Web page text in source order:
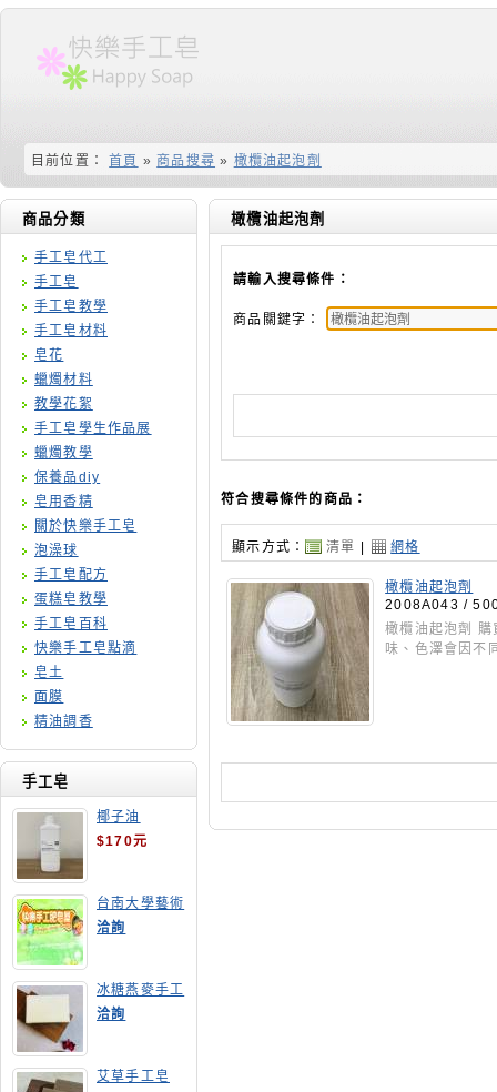
目前位置： 首頁 » 商品搜尋 » 橄欖油起泡劑
商品分類
手工皂代工
手工皂
手工皂教學
手工皂材料
皂花
蠟燭材料
教學花絮
手工皂學生作品展
蠟燭教學
保養品diy
皂用香精
關於快樂手工皂
泡澡球
手工皂配方
蛋糕皂教學
手工皂百科
快樂手工皂點滴
皂土
面膜
精油調香
手工皂
椰子油
$170元
台南大學藝術
手工皂師資培
訓班
洽詢
冰糖燕麥手工
皂
洽詢
艾草手工皂
橄欖油起泡劑
請輸入搜尋條件：
商品關鍵字：
符合搜尋條件的商品：
顯示方式： 清單 | 網格
橄欖油起泡劑
2008A043 /
橄欖油起泡劑 購
味、色澤會因